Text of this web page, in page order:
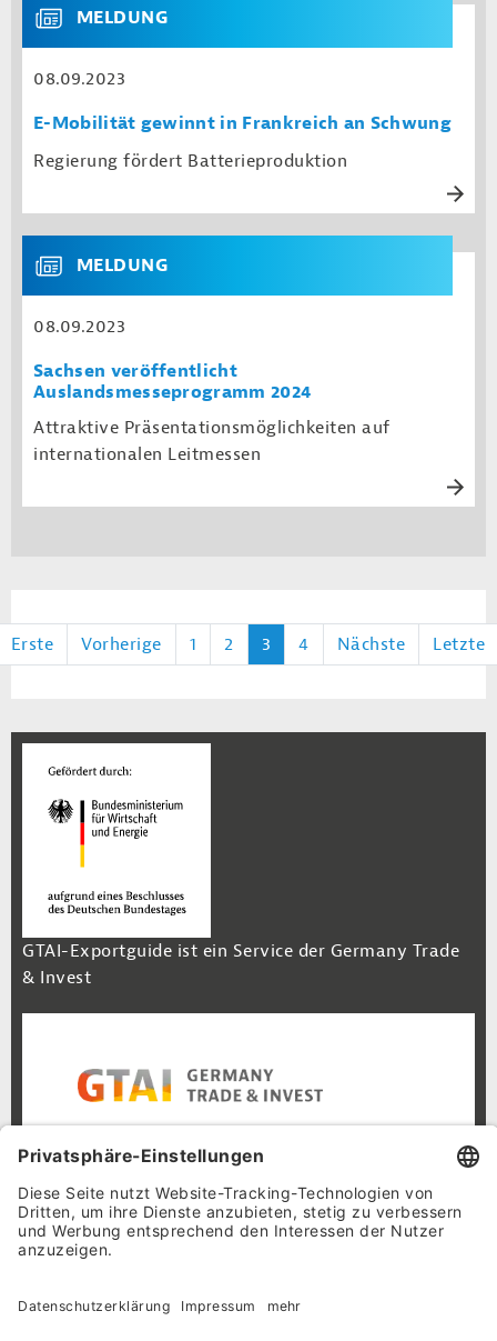
MELDUNG
08.09.2023
E-Mobilität gewinnt in Frankreich an Schwung
Regierung fördert Batterieproduktion
MELDUNG
08.09.2023
Sachsen veröffentlicht
Auslandsmesseprogramm 2024
Attraktive Präsentationsmöglichkeiten auf
internationalen Leitmessen
Erste Vorherige 1 2 3 4 Nächste Letzte
GTAI-Exportguide ist ein Service der Germany Trade
& Invest
Footer Navigation
Inhalt
Cookie-Einstellungen
Impressum